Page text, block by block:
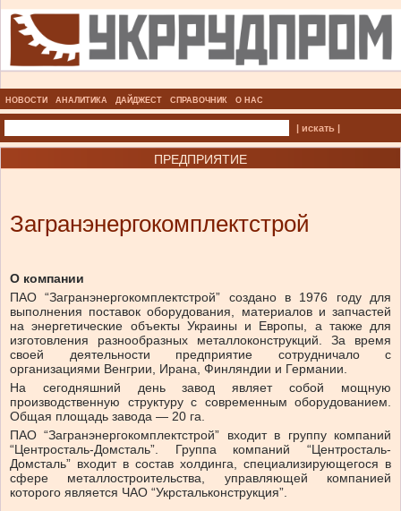
НОВОСТИ АНАЛИТИКА ДАЙДЖЕСТ СПРАВОЧНИК О НАС
| искать |
ПРЕДПРИЯТИЕ
Загранэнергокомплектстрой
О компании
ПАО “Загранэнергокомплектстрой” создано в 1976 году для
выполнения поставок оборудования, материалов и запчастей
на энергетические объекты Украины и Европы, а также для
изготовления разнообразных металлоконструкций. За время
своей деятельности предприятие сотрудничало с
организациями Венгрии, Ирана, Финляндии и Германии.
На сегодняшний день завод являет собой мощную
производственную структуру с современным оборудованием.
Общая площадь завода — 20 га.
ПАО “Загранэнергокомплектстрой” входит в группу компаний
“Центросталь-Домсталь”. Группа компаний “Центросталь-
Домсталь” входит в состав холдинга, специализирующегося в
сфере металлостроительства, управляющей компанией
которого является ЧАО “Укрстальконструкция”.